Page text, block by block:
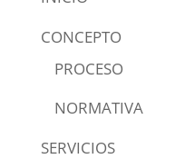
CONCEPTO
PROCESO
NORMATIVA
SERVICIOS